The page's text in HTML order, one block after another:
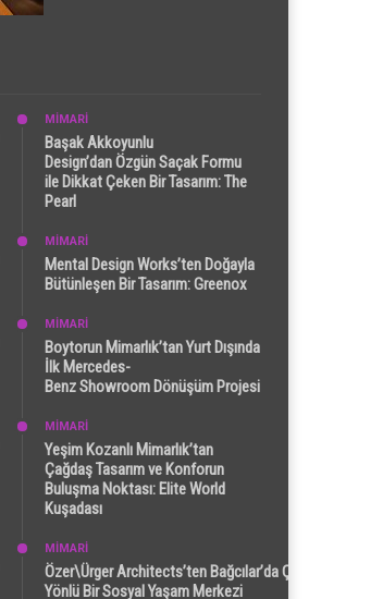
MİMARİ
Başak Akkoyunlu
Design’dan Özgün Saçak Formu
ile Dikkat Çeken Bir Tasarım: The
Pearl
MİMARİ
Mental Design Works’ten Doğayla
Bütünleşen Bir Tasarım: Greenox
MİMARİ
Boytorun Mimarlık’tan Yurt Dışında
İlk Mercedes-
Benz Showroom Dönüşüm Projesi
MİMARİ
Yeşim Kozanlı Mimarlık’tan
Çağdaş Tasarım ve Konforun
Buluşma Noktası: Elite World
Kuşadası
MİMARİ
Özer\Ürger Architects’ten Bağcılar’da Çok
Yönlü Bir Sosyal Yaşam Merkezi